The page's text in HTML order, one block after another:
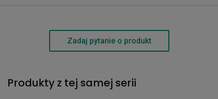
Zadaj pytanie o produkt
Produkty z tej samej serii